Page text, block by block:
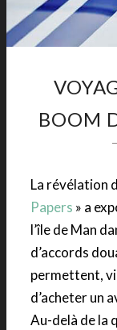
BOOM
La révélation
Papers » a
l’île de Man
d’accords
permettent,
d’acheter un
Au-delà de la